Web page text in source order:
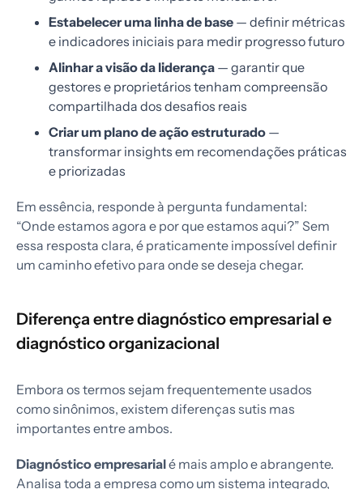
Estabelecer uma linha de base — definir métricas
e indicadores iniciais para medir progresso futuro
Alinhar a visão da liderança — garantir que
gestores e proprietários tenham compreensão
compartilhada dos desafios reais
Criar um plano de ação estruturado —
transformar insights em recomendações práticas
e priorizadas
Em essência, responde à pergunta fundamental:
“Onde estamos agora e por que estamos aqui?” Sem
essa resposta clara, é praticamente impossível definir
um caminho efetivo para onde se deseja chegar.
Diferença entre diagnóstico empresarial e
diagnóstico organizacional
Embora os termos sejam frequentemente usados
como sinônimos, existem diferenças sutis mas
importantes entre ambos.
Diagnóstico empresarialé mais amplo e abrangente.
Analisa toda a empresa como um sistema integrado,